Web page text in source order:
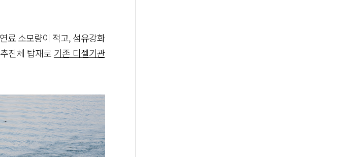
료 소모량이 적고, 섬유강화
진체 탑재로 기존 디젤기관